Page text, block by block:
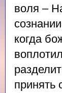
воля –
когда
принять